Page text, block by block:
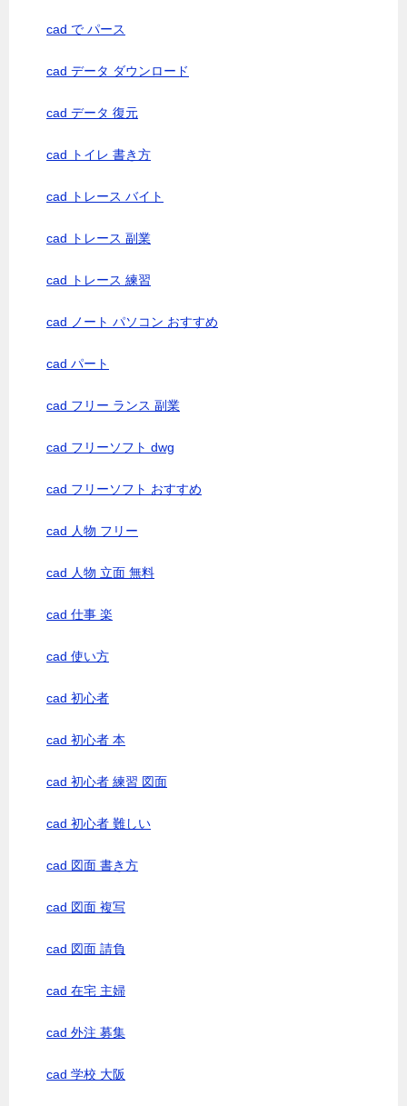
cad で パース
cad データ ダウンロード
cad データ 復元
cad トイレ 書き方
cad トレース バイト
cad トレース 副業
cad トレース 練習
cad ノート パソコン おすすめ
cad パート
cad フリー ランス 副業
cad フリーソフト dwg
cad フリーソフト おすすめ
cad 人物 フリー
cad 人物 立面 無料
cad 仕事 楽
cad 使い方
cad 初心者
cad 初心者 本
cad 初心者 練習 図面
cad 初心者 難しい
cad 図面 書き方
cad 図面 複写
cad 図面 請負
cad 在宅 主婦
cad 外注 募集
cad 学校 大阪